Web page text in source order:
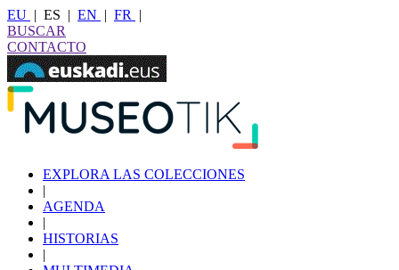
EU | ES | EN | FR
|
BUSCAR
CONTACTO
EXPLORA LAS COLECCIONES
|
AGENDA
|
HISTORIAS
|